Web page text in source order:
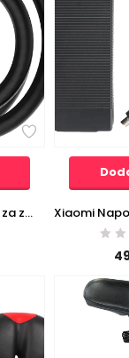
Xiaomi Kabl sa bravom za zaključavanje – Electric Scooter Cable Lock